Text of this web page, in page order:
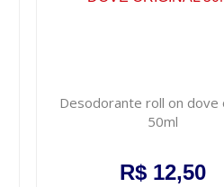
Desodorante roll on dove
50ml
R$ 12,50